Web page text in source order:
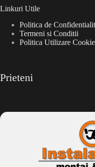
Linkuri Utile
Politica de
Termeni si Conditii
Politica Utilizare Cookie
Prieteni